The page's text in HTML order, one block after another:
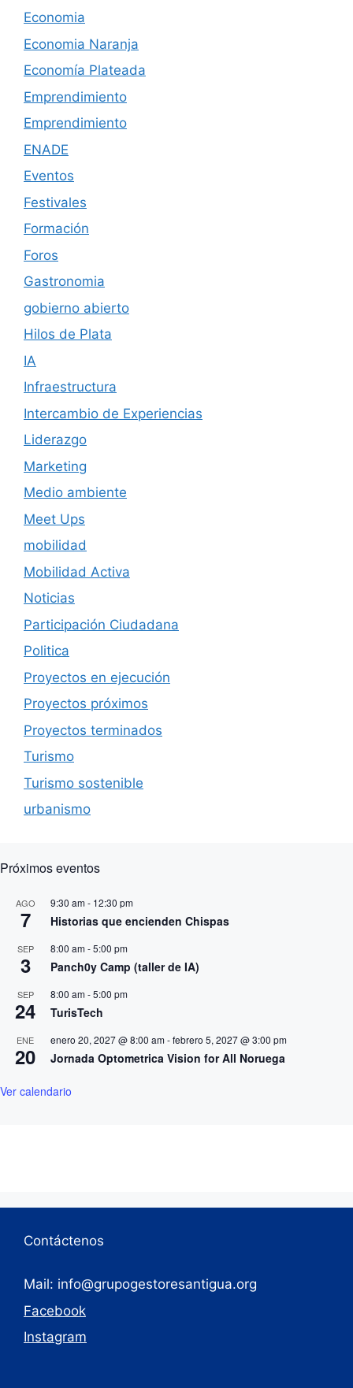
Economia
Economia Naranja
Economía Plateada
Emprendimiento
Emprendimiento
ENADE
Eventos
Festivales
Formación
Foros
Gastronomia
gobierno abierto
Hilos de Plata
IA
Infraestructura
Intercambio de Experiencias
Liderazgo
Marketing
Medio ambiente
Meet Ups
mobilidad
Mobilidad Activa
Noticias
Participación Ciudadana
Politica
Proyectos en ejecución
Proyectos próximos
Proyectos terminados
Turismo
Turismo sostenible
urbanismo
Próximos eventos
AGO
7
9:30 am- 12:30 pm
Historias que encienden Chispas
SEP
3
8:00 am-5:00 pm
Panch0y Camp (taller de IA)
SEP
24
8:00 am-5:00 pm
TurisTech
ENE
20
enero 20, 2027 @ 8:00 am-febrero 5, 2027 @ 3:00 pm
Jornada Optometrica Vision for All Noruega
Ver calendario
Contáctenos
Mail: info@grupogestoresantigua.org
Facebook
Instagram